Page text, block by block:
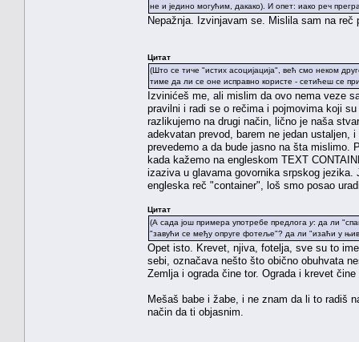
не и једино могућим, дакако). И опет: иако реч
Nepažnja. Izvinjavam se. Mislila sam na reč
Цитат
(Што се тиче "истих асоцијација", већ смо неком
тиме да ли се оне исправно користе - сетићеш се
Izvinićeš me, ali mislim da ovo nema veze
pravilni i radi se o rečima i pojmovima koji
razlikujemo na drugi način, lično je naša
adekvatan prevod, barem ne jedan ustaljen,
prevedemo a da bude jasno na šta mislimo.
kada kažemo na engleskom TEXT
izaziva u glavama govornika srpskog
engleska reč "container", loš smo posao
Цитат
(А сада још примера употребе предлога у: да ли
"завући се међу опруге фотеље"? да ли "изаћи у
Opet isto. Krevet, njiva, fotelja, sve su to
sebi, označava nešto što obično obuhvata
Zemlja i ograda čine tor. Ograda i krevet
Mešaš babe i žabe, i ne znam da li to radiš
način da ti objasnim.